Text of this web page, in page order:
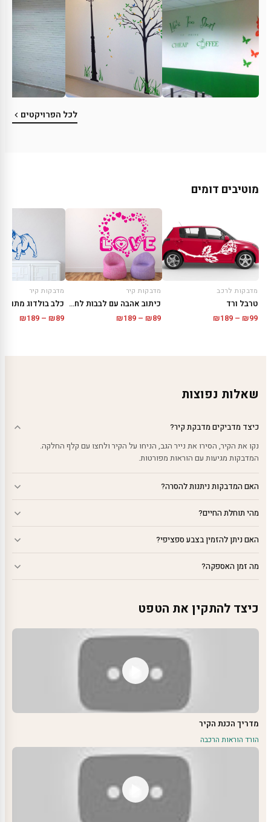
לכל הפרויקטים
מוטיבים דומים
מדבקות לרכב
טרבל ורד
₪99
–
₪189
מדבקות קיר
כיתוב אהבה עם לבבות לחדר ילדים
₪89
–
₪189
מדבקות קיר
כלב בולדוג מתוק
₪89
–
₪189
שאלות נפוצות
כיצד מדביקים מדבקת קיר?
נקו את הקיר, הסירו את נייר הגב, הניחו על הקיר ולחצו עם קלף החלקה.
המדבקות מגיעות עם הוראות מפורטות.
האם המדבקות ניתנות להסרה?
מהי תוחלת החיים?
האם ניתן להזמין בצבע ספציפי?
מה זמן האספקה?
כיצד להתקין את הטפט
מדריך הכנת הקיר
הורד הוראות הרכבה